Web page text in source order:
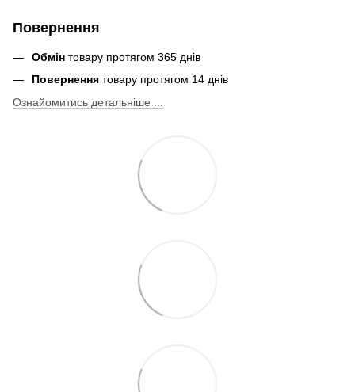
Повернення
Обмін товару протягом 365 днів
Повернення товару протягом 14 днів
Ознайомитись детальніше ...